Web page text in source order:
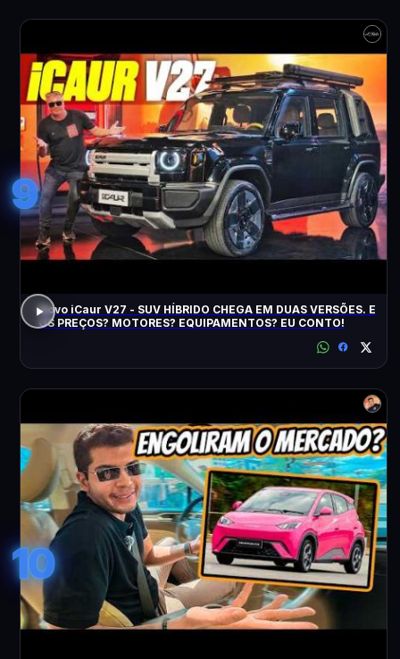
9
Novo iCaur V27 - SUV HÍBRIDO CHEGA EM DUAS VERSÕES. E
OS PREÇOS? MOTORES? EQUIPAMENTOS? EU CONTO!
10